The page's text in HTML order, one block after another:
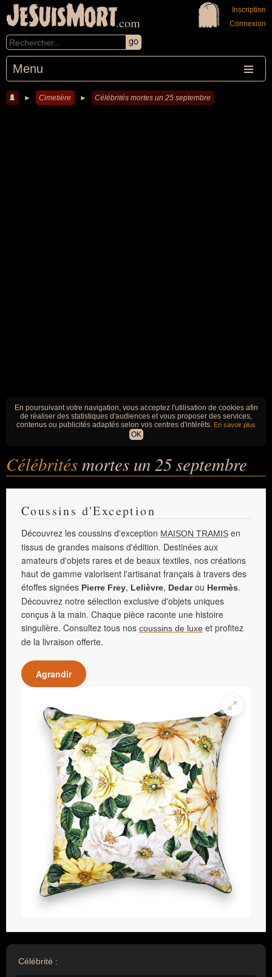
JeSuisMort.com
Menu
Inscription
Connexion
► Cimetière ► Célébrités mortes un 25 septembre
En poursuivant votre navigation, vous acceptez l'utilisation de cookies afin
de réaliser des statistiques d'audiences et vous proposer des services,
contenus ou publicités adaptés selon vos centres d'intérêts. En savoir plus
OK
Célébritésmortes un 25 septembre
Coussins d'Exception
Découvrez les coussins d'exception MAISON TRAMIS en
tissus de grandes maisons d'édition. Destinées aux
amateurs d'objets rares et de beaux textiles, nos créations
haut de gamme valorisent l'artisanat français à travers des
étoffes signées Pierre Frey, Lelièvre, Dedarou Hermès.
Découvrez notre sélection exclusive d'objets uniques
conçus à la main. Chaque pièce raconte une histoire
singulière. Consultez tous nos coussins de luxe et profitez
de la livraison offerte.
Agrandir
Célébrité :